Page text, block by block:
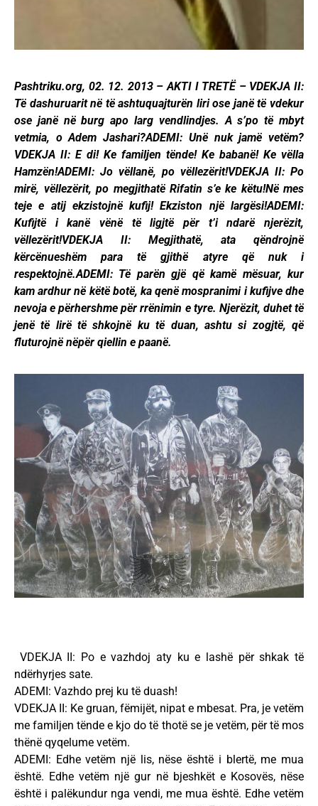
Pashtriku.org, 02. 12. 2013 – AKTI I TRETË – VDEKJA II:
Të dashuruarit në të ashtuquajturën liri ose janë të vdekur
ose janë në burg apo larg vendlindjes. A s’po të mbyt
vetmia, o Adem Jashari?ADEMI: Unë nuk jamë vetëm?
VDEKJA II: E di! Ke familjen tënde! Ke babanë! Ke vëlla
Hamzën!ADEMI: Jo vëllanë, po vëllezërit!VDEKJA II: Po
mirë, vëllezërit, po megjithatë Rifatin s’e ke këtu!Në mes
teje e atij ekzistojnë kufij! Ekziston një largësi!ADEMI:
Kufijtë i kanë vënë të ligjtë për t’i ndarë njerëzit,
vëllezërit!VDEKJA II: Megjithatë, ata qëndrojnë
kërcënueshëm para të gjithë atyre që nuk i
respektojnë.ADEMI: Të parën gjë që kamë mësuar, kur
kam ardhur në këtë botë, ka qenë mospranimi i kufijve dhe
nevoja e përhershme për rrënimin e tyre. Njerëzit, duhet të
jenë të lirë të shkojnë ku të duan, ashtu si zogjtë, që
fluturojnë nëpër qiellin e paanë.
VDEKJA II: Po e vazhdoj aty ku e lashë për shkak të
ndërhyrjes sate.
ADEMI: Vazhdo prej ku të duash!
VDEKJA II: Ke gruan, fëmijët, nipat e mbesat. Pra, je vetëm
me familjen tënde e kjo do të thotë se je vetëm, për të mos
thënë qyqelume vetëm.
ADEMI: Edhe vetëm një lis, nëse është i blertë, me mua
është. Edhe vetëm një gur në bjeshkët e Kosovës, nëse
është i palëkundur nga vendi, me mua është. Edhe vetëm